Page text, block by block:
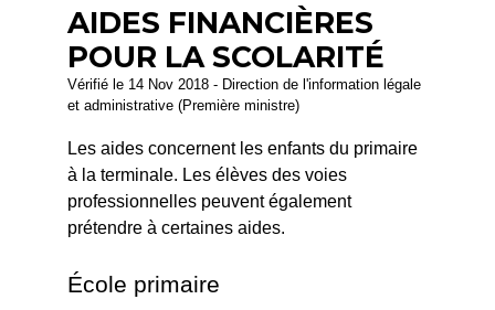
AIDES FINANCIÈRES
POUR LA SCOLARITÉ
Vérifié le 14 Nov 2018 - Direction de l'information légale
et administrative (Première ministre)
Les aides concernent les enfants du primaire
à la terminale. Les élèves des voies
professionnelles peuvent également
prétendre à certaines aides.
École primaire